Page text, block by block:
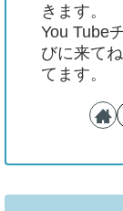
きます。
You Tube
びに来て
てます。